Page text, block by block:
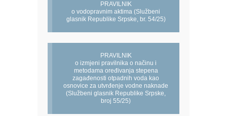
PRAVILNIK
o vodopravnim aktima (Službeni
glasnik Republike Srpske, br. 54/25)
PRAVILNIK
o izmjeni pravilnika o načinu i
metodama oređivanja stepena
zagađenosti otpadnih voda kao
osnovice za utvrđenje vodne naknade
(Službeni glasnik Republike Srpske,
broj 55/25)